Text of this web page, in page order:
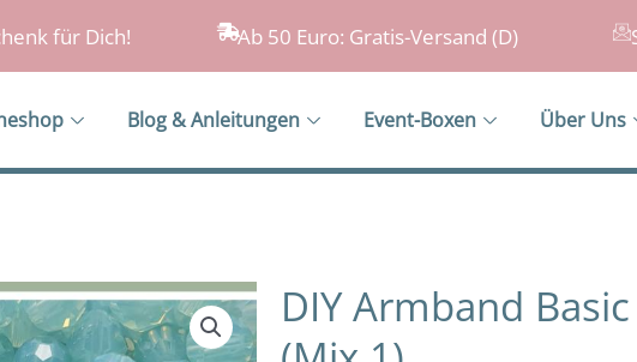
für Dich! Ab 50 Euro: Gratis-Versand (D)
Blog & Anleitungen Event-Boxen Über Uns
DIY Armband